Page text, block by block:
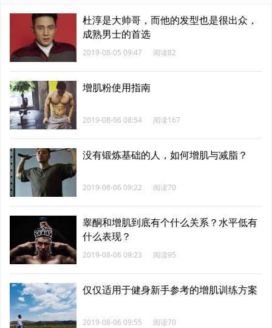
杜淳是大帅哥，而他的发型也是很出众，
成熟男士的首选
2019-08-05 09:47 阅读82
增肌粉使用指南
2019-08-06 08:54 阅读167
没有锻炼基础的人，如何增肌与减脂？
2019-08-06 09:22 阅读70
睾酮和增肌到底有个什么关系？水平低有
什么表现？
2019-08-06 09:23 阅读95
仅仅适用于健身新手参考的增肌训练方案
2019-08-06 09:55 阅读70